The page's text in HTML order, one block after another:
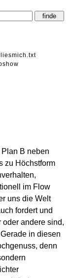
liesmich.txt
B neben
zu Höchstform
im Flow
uns die Welt
fordert und
oder andere sind,
in diesen
denn